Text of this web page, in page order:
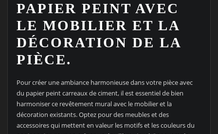
PAPIER PEINT AVEC
LE MOBILIER ET LA
DÉCORATION DE LA
PIÈCE.
Pour créer une ambiance harmonieuse dans votre pièce avec
du papier peint carreaux de ciment, il est essentiel de bien
harmoniser ce revêtement mural avec le mobilier et la
décoration existants. Optez pour des meubles et des
accessoires qui mettent en valeur les motifs et les couleurs du